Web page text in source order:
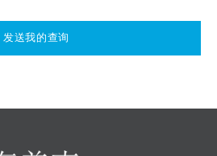
发送我的查询